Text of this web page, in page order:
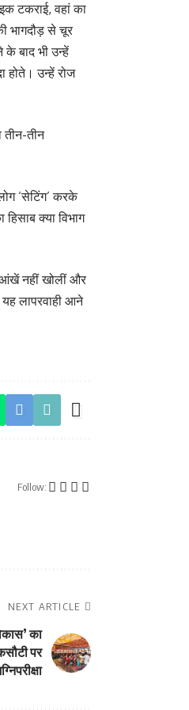
टकराई, वहां का
भागदौड़ से चूर
बाद भी उन्हें
होते। उन्हें रोज
तीन
‘सेटिंग’ करके
क्या विभाग
नहीं खोलीं और
यह लापरवाही आने
Follow:
NEXT ARTICLE
का
पर